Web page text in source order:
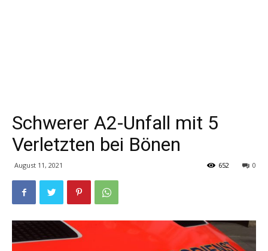
Schwerer A2-Unfall mit 5
Verletzten bei Bönen
August 11, 2021 0
652